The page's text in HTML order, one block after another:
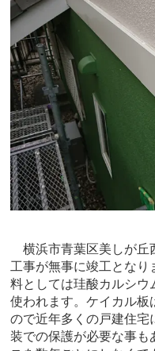
横浜市青葉区美しが丘
工事が無事に竣工とな
料としては珪酸カルシウ
使われます。ケイカル板
ので近年多くの戸建住宅
装での保護が必要な事も